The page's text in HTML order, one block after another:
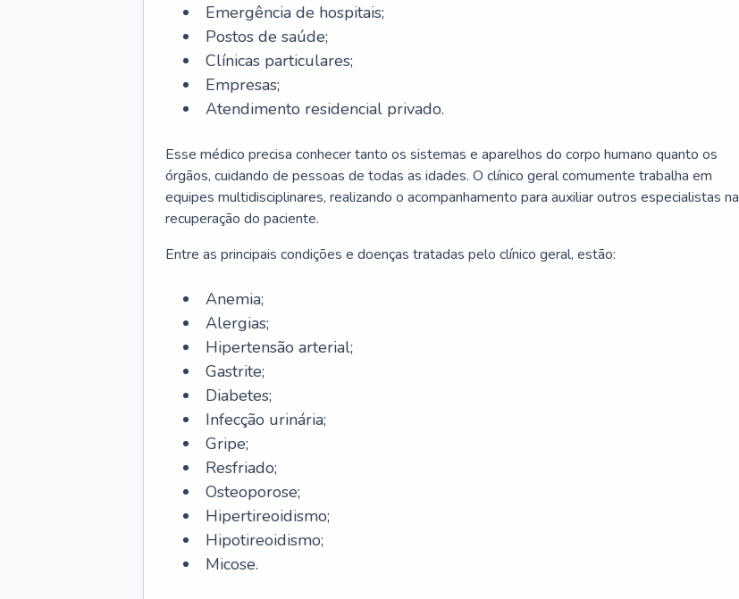
Emergência de hospitais;
Postos de saúde;
Clínicas particulares;
Empresas;
Atendimento residencial privado.
Esse médico precisa conhecer tanto os sistemas e aparelhos do corpo humano quanto os
órgãos, cuidando de pessoas de todas as idades. O clínico geral comumente trabalha em
equipes multidisciplinares, realizando o acompanhamento para auxiliar outros especialistas na
recuperação do paciente.
Entre as principais condições e doenças tratadas pelo clínico geral, estão:
Anemia;
Alergias;
Hipertensão arterial;
Gastrite;
Diabetes;
Infecção urinária;
Gripe;
Resfriado;
Osteoporose;
Hipertireoidismo;
Hipotireoidismo;
Micose.